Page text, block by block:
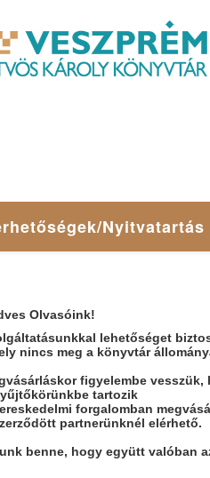
Nyitvatartás
es Olvasóink!
lehetőséget
nincs meg a könyvtár
figyelembe
tartozik
forgalomban
partnerünknél elérhető.
benne, hogy együtt valóban